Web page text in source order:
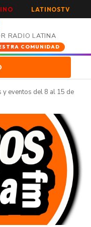
LATINOSTV
RADIO LATINA
COMUNIDAD
y eventos del 8 al 15 de